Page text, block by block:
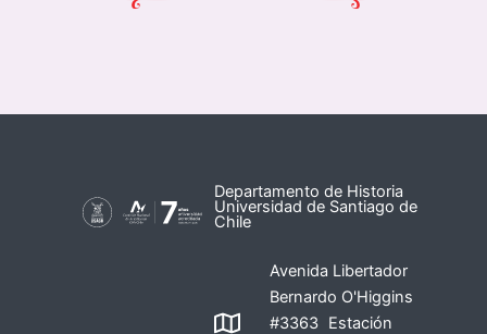
Departamento de Historia
Universidad de Santiago de
Chile
Avenida Libertador
Bernardo O'Higgins
#3363 Estación